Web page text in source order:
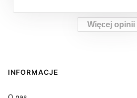
Więcej opinii
Linki w stopce
INFORMACJE